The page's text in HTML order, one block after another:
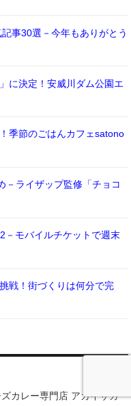
事30選－今年もありがとう
に決定！安威川ダム公園エ
季節のごはんカフェsatono
－ライザップ監修「チョコ
－モバイルチケットで週末
戦！街づくりは何分で完
カレー専門店 アカイサカ